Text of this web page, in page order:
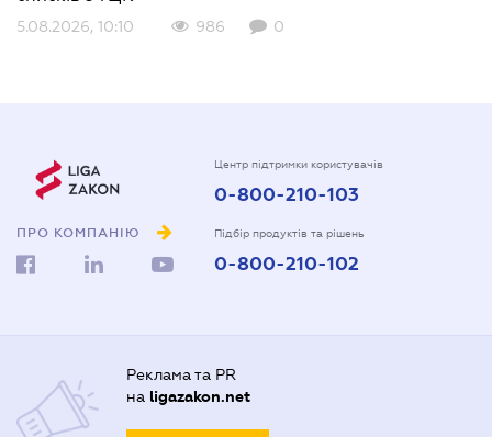
5.08.2026, 10:10 986 0
ПРО КОМПАНІЮ
Центр підтримки користувачів
0-800-210-103
Підбір продуктів та рішень
0-800-210-102
Реклама та PR
на ligazakon.net